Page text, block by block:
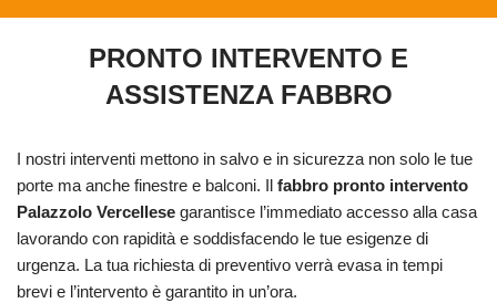
PRONTO INTERVENTO E
ASSISTENZA FABBRO
I nostri interventi mettono in salvo e in sicurezza non solo le tue
porte ma anche finestre e balconi. Il fabbro pronto intervento
Palazzolo Vercellese garantisce l’immediato accesso alla casa
lavorando con rapidità e soddisfacendo le tue esigenze di
urgenza. La tua richiesta di preventivo verrà evasa in tempi
brevi e l’intervento è garantito in un’ora.